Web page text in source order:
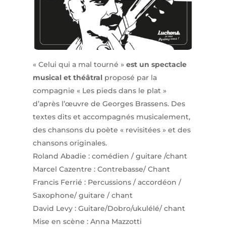
« Celui qui a mal tourné » est un spectacle
musical et théâtral proposé par la
compagnie « Les pieds dans le plat »
d’après l’œuvre de Georges Brassens. Des
textes dits et accompagnés musicalement,
des chansons du poète « revisitées » et des
chansons originales.
Roland Abadie : comédien / guitare /chant
Marcel Cazentre : Contrebasse/ Chant
Francis Ferrié : Percussions / accordéon /
Saxophone/ guitare / chant
David Levy : Guitare/Dobro/ukulélé/ chant
Mise en scène : Anna Mazzotti